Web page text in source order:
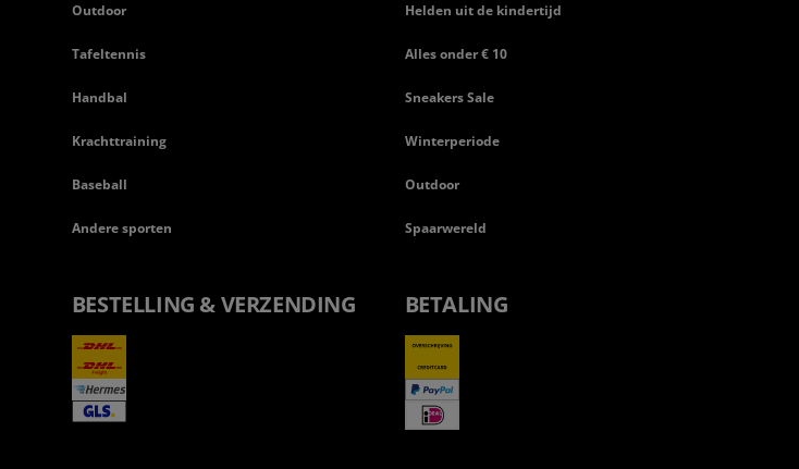
Outdoor
Tafeltennis
Handbal
Krachttraining
Baseball
Andere sporten
Helden uit de kindertijd
Alles onder € 10
Sneakers Sale
Winterperiode
Outdoor
Spaarwereld
BESTELLING & VERZENDING BETALING